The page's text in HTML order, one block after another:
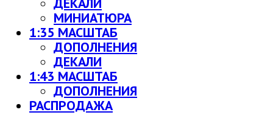
МИНИАТЮРА
1:35 МАСШТАБ
ДОПОЛНЕНИЯ
ДЕКАЛИ
1:43 МАСШТАБ
ДОПОЛНЕНИЯ
РАСПРОДАЖА